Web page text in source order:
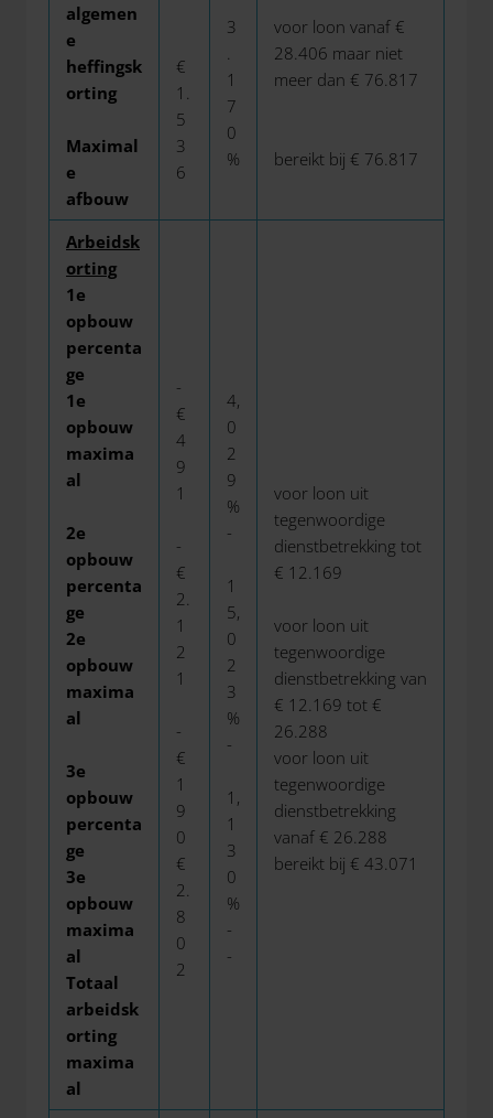
algemen
e
heffingsk
orting
Maximal
e
afbouw
€
1.
5
3
6
3
1
7
0
%
voor loon vanaf €
28.406 maar niet
meer dan € 76.817
bereikt bij € 76.817
Arbeidsk
orting
1e
opbouw
percenta
ge
1e
opbouw
maxima
al
2e
opbouw
percenta
ge
2e
opbouw
maxima
al
3e
opbouw
percenta
ge
3e
opbouw
maxima
al
Totaal
arbeidsk
orting
maxima
al
-
€
4
9
1
-
€
2.
1
2
1
-
€
1
9
0
€
2.
8
0
2
4,
0
2
9
%
-
1
5,
0
2
3
%
-
1,
1
3
0
%
-
-
voor loon uit
tegenwoordige
dienstbetrekking tot
€ 12.169
voor loon uit
tegenwoordige
dienstbetrekking van
€ 12.169 tot €
26.288
voor loon uit
tegenwoordige
dienstbetrekking
vanaf € 26.288
bereikt bij € 43.071